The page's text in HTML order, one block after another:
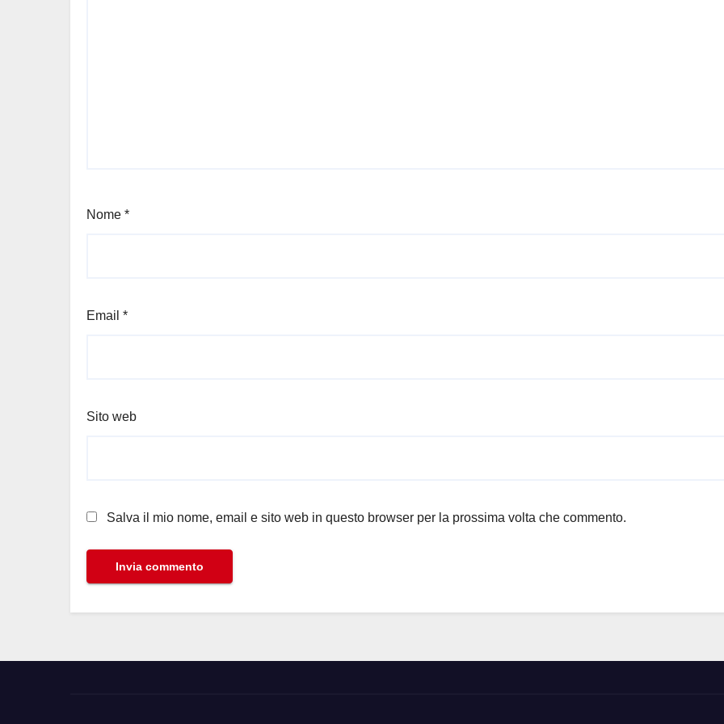
Nome *
Email *
Sito web
Salva il mio nome, email e sito web in questo browser per la prossima volta che commento.